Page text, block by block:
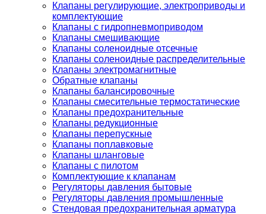
Клапаны регулирующие, электроприводы и
комплектующие
Клапаны с гидропневмоприводом
Клапаны смешивающие
Клапаны соленоидные отсечные
Клапаны соленоидные распределительные
Клапаны электромагнитные
Обратные клапаны
Клапаны балансировочные
Клапаны смесительные термостатические
Клапаны предохранительные
Клапаны редукционные
Клапаны перепускные
Клапаны поплавковые
Клапаны шланговые
Клапаны с пилотом
Комплектующие к клапанам
Регуляторы давления бытовые
Регуляторы давления промышленные
Стендовая предохранительная арматура